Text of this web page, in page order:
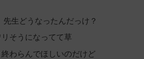
先生どうなったんだっけ？
そうになってて草
わらんでほしいのだけど